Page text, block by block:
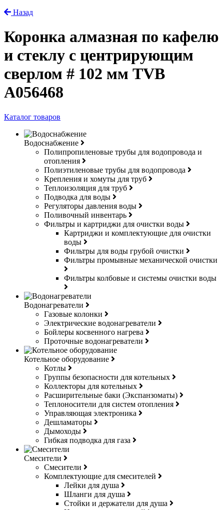
Назад
Коронка алмазная по кафелю
и стеклу с центрирующим
сверлом # 102 мм TVB
A056468
Каталог товаров
Водоснабжение
Полипропиленовые трубы для водопровода и
отопления
Полиэтиленовые трубы для водопровода
Крепления и хомуты для труб
Теплоизоляция для труб
Подводка для воды
Регуляторы давления воды
Поливочный инвентарь
Фильтры и картриджи для очистки воды
Картриджи и комплектующие для очистки
воды
Фильтры для воды грубой очистки
Фильтры промывные механической очистки
Фильтры колбовые и системы очистки воды
Водонагреватели
Газовые колонки
Электрические водонагреватели
Бойлеры косвенного нагрева
Проточные водонагреватели
Котельное оборудование
Котлы
Группы безопасности для котельных
Коллекторы для котельных
Расширительные баки (Экспанзоматы)
Теплоносители для систем отопления
Управляющая электроника
Дешламаторы
Дымоходы
Гибкая подводка для газа
Смесители
Смесители
Комплектующие для смесителей
Лейки для душа
Шланги для душа
Стойки и держатели для душа